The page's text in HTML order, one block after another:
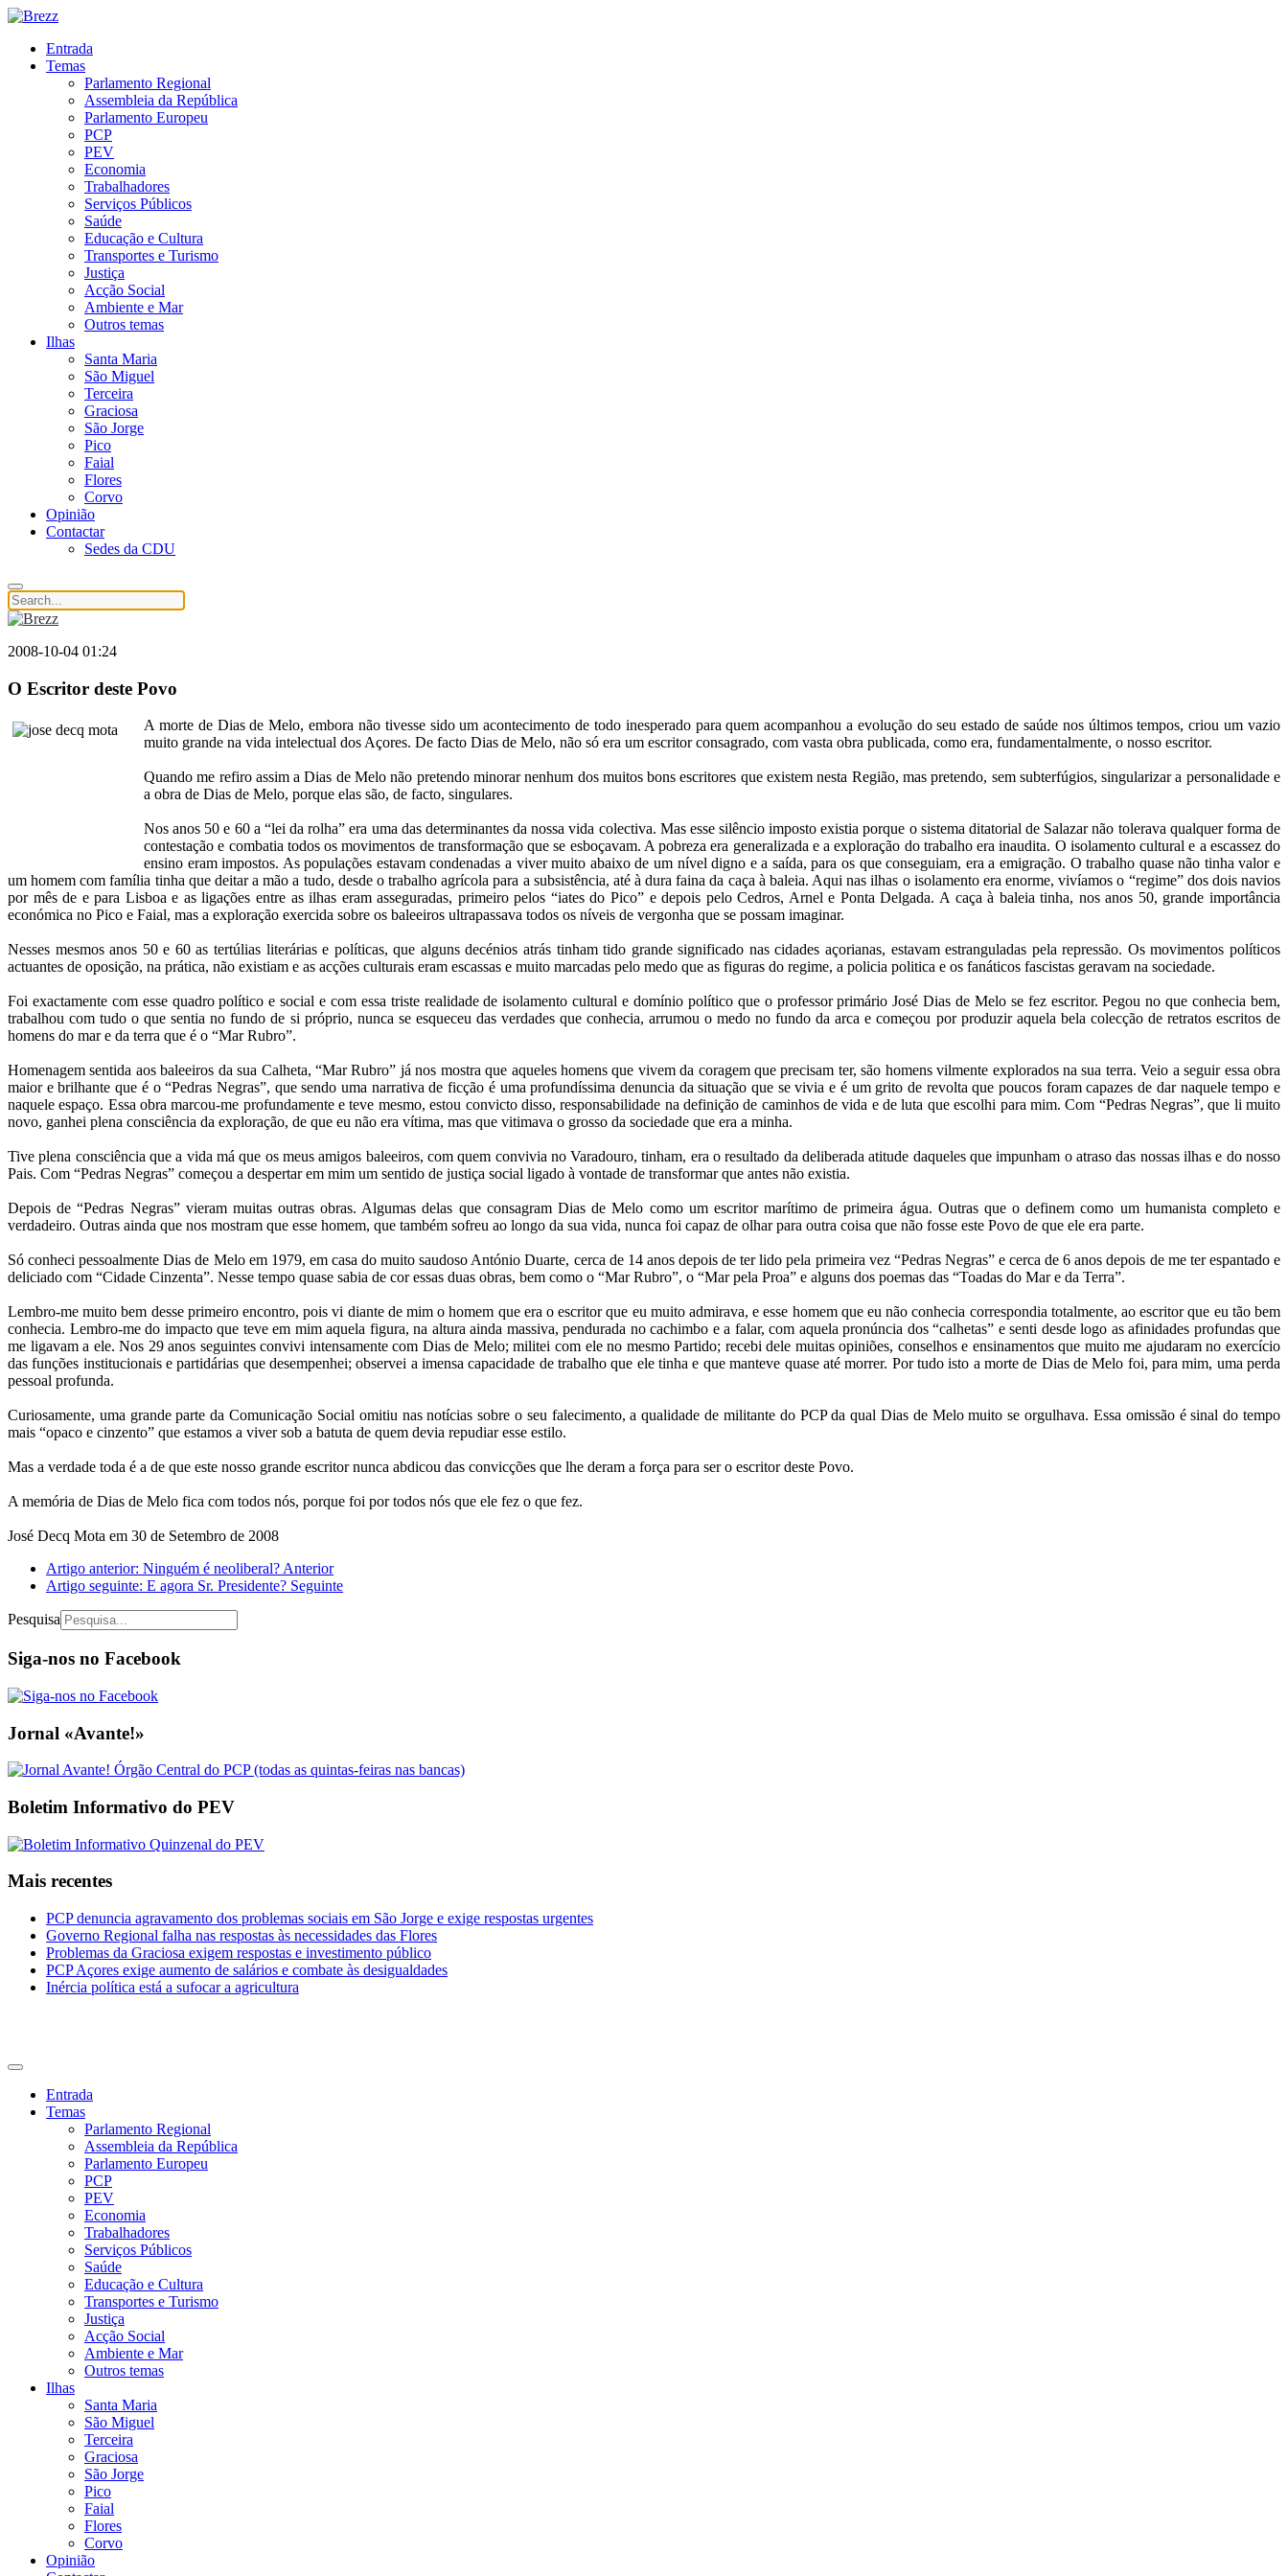
Entrada
Temas
Parlamento Regional
Assembleia da República
Parlamento Europeu
PCP
PEV
Economia
Trabalhadores
Serviços Públicos
Saúde
Educação e Cultura
Transportes e Turismo
Justiça
Acção Social
Ambiente e Mar
Outros temas
Ilhas
Santa Maria
São Miguel
Terceira
Graciosa
São Jorge
Pico
Faial
Flores
Corvo
Opinião
Contactar
Sedes da CDU
2008-10-04 01:24
O Escritor deste Povo
A morte de Dias de Melo, embora não tivesse sido um acontecimento de todo inesperado para quem acompanhou a evolução do seu estado de saúde nos últimos tempos, criou um vazio
muito grande na vida intelectual dos Açores. De facto Dias de Melo, não só era um escritor consagrado, com vasta obra publicada, como era, fundamentalmente, o nosso escritor.
Quando me refiro assim a Dias de Melo não pretendo minorar nenhum dos muitos bons escritores que existem nesta Região, mas pretendo, sem subterfúgios, singularizar a personalidade e
a obra de Dias de Melo, porque elas são, de facto, singulares.
Nos anos 50 e 60 a “lei da rolha” era uma das determinantes da nossa vida colectiva. Mas esse silêncio imposto existia porque o sistema ditatorial de Salazar não tolerava qualquer forma de
contestação e combatia todos os movimentos de transformação que se esboçavam. A pobreza era generalizada e a exploração do trabalho era inaudita. O isolamento cultural e a escassez do
ensino eram impostos. As populações estavam condenadas a viver muito abaixo de um nível digno e a saída, para os que conseguiam, era a emigração. O trabalho quase não tinha valor e
um homem com família tinha que deitar a mão a tudo, desde o trabalho agrícola para a subsistência, até à dura faina da caça à baleia. Aqui nas ilhas o isolamento era enorme, vivíamos o “regime” dos dois navios
por mês de e para Lisboa e as ligações entre as ilhas eram asseguradas, primeiro pelos “iates do Pico” e depois pelo Cedros, Arnel e Ponta Delgada. A caça à baleia tinha, nos anos 50, grande importância
económica no Pico e Faial, mas a exploração exercida sobre os baleeiros ultrapassava todos os níveis de vergonha que se possam imaginar.
Nesses mesmos anos 50 e 60 as tertúlias literárias e políticas, que alguns decénios atrás tinham tido grande significado nas cidades açorianas, estavam estranguladas pela repressão. Os movimentos políticos
actuantes de oposição, na prática, não existiam e as acções culturais eram escassas e muito marcadas pelo medo que as figuras do regime, a policia politica e os fanáticos fascistas geravam na sociedade.
Foi exactamente com esse quadro político e social e com essa triste realidade de isolamento cultural e domínio político que o professor primário José Dias de Melo se fez escritor. Pegou no que conhecia bem,
trabalhou com tudo o que sentia no fundo de si próprio, nunca se esqueceu das verdades que conhecia, arrumou o medo no fundo da arca e começou por produzir aquela bela colecção de retratos escritos de
homens do mar e da terra que é o “Mar Rubro”.
Homenagem sentida aos baleeiros da sua Calheta, “Mar Rubro” já nos mostra que aqueles homens que vivem da coragem que precisam ter, são homens vilmente explorados na sua terra. Veio a seguir essa obra
maior e brilhante que é o “Pedras Negras”, que sendo uma narrativa de ficção é uma profundíssima denuncia da situação que se vivia e é um grito de revolta que poucos foram capazes de dar naquele tempo e
naquele espaço. Essa obra marcou-me profundamente e teve mesmo, estou convicto disso, responsabilidade na definição de caminhos de vida e de luta que escolhi para mim. Com “Pedras Negras”, que li muito
novo, ganhei plena consciência da exploração, de que eu não era vítima, mas que vitimava o grosso da sociedade que era a minha.
Tive plena consciência que a vida má que os meus amigos baleeiros, com quem convivia no Varadouro, tinham, era o resultado da deliberada atitude daqueles que impunham o atraso das nossas ilhas e do nosso
Pais. Com “Pedras Negras” começou a despertar em mim um sentido de justiça social ligado à vontade de transformar que antes não existia.
Depois de “Pedras Negras” vieram muitas outras obras. Algumas delas que consagram Dias de Melo como um escritor marítimo de primeira água. Outras que o definem como um humanista completo e
verdadeiro. Outras ainda que nos mostram que esse homem, que também sofreu ao longo da sua vida, nunca foi capaz de olhar para outra coisa que não fosse este Povo de que ele era parte.
Só conheci pessoalmente Dias de Melo em 1979, em casa do muito saudoso António Duarte, cerca de 14 anos depois de ter lido pela primeira vez “Pedras Negras” e cerca de 6 anos depois de me ter espantado e
deliciado com “Cidade Cinzenta”. Nesse tempo quase sabia de cor essas duas obras, bem como o “Mar Rubro”, o “Mar pela Proa” e alguns dos poemas das “Toadas do Mar e da Terra”.
Lembro-me muito bem desse primeiro encontro, pois vi diante de mim o homem que era o escritor que eu muito admirava, e esse homem que eu não conhecia correspondia totalmente, ao escritor que eu tão bem
conhecia. Lembro-me do impacto que teve em mim aquela figura, na altura ainda massiva, pendurada no cachimbo e a falar, com aquela pronúncia dos “calhetas” e senti desde logo as afinidades profundas que
me ligavam a ele. Nos 29 anos seguintes convivi intensamente com Dias de Melo; militei com ele no mesmo Partido; recebi dele muitas opiniões, conselhos e ensinamentos que muito me ajudaram no exercício
das funções institucionais e partidárias que desempenhei; observei a imensa capacidade de trabalho que ele tinha e que manteve quase até morrer. Por tudo isto a morte de Dias de Melo foi, para mim, uma perda
pessoal profunda.
Curiosamente, uma grande parte da Comunicação Social omitiu nas notícias sobre o seu falecimento, a qualidade de militante do PCP da qual Dias de Melo muito se orgulhava. Essa omissão é sinal do tempo
mais “opaco e cinzento” que estamos a viver sob a batuta de quem devia repudiar esse estilo.
Mas a verdade toda é a de que este nosso grande escritor nunca abdicou das convicções que lhe deram a força para ser o escritor deste Povo.
A memória de Dias de Melo fica com todos nós, porque foi por todos nós que ele fez o que fez.
José Decq Mota em 30 de Setembro de 2008
Artigo anterior: Ninguém é neoliberal?Anterior
Artigo seguinte: E agora Sr. Presidente? Seguinte
Pesquisa
Siga-nos no Facebook
Jornal «Avante!»
Boletim Informativo do PEV
Mais recentes
PCP denuncia agravamento dos problemas sociais em São Jorge e exige respostas urgentes
Governo Regional falha nas respostas às necessidades das Flores
Problemas da Graciosa exigem respostas e investimento público
PCP Açores exige aumento de salários e combate às desigualdades
Inércia política está a sufocar a agricultura
Entrada
Temas
Parlamento Regional
Assembleia da República
Parlamento Europeu
PCP
PEV
Economia
Trabalhadores
Serviços Públicos
Saúde
Educação e Cultura
Transportes e Turismo
Justiça
Acção Social
Ambiente e Mar
Outros temas
Ilhas
Santa Maria
São Miguel
Terceira
Graciosa
São Jorge
Pico
Faial
Flores
Corvo
Opinião